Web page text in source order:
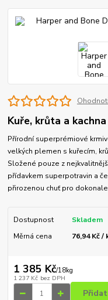
Kuře, krůta a kachna
Přírodní superprémiové
velkých plemen s kuřecím,
Složené pouze z
přídavkem superpotravin a
přirozenou chuť pro dokonale
Dostupnost
Skladem
Měrná cena
76,94 Kč /
1 385 Kč/18kg
1 237 Kč bez DPH